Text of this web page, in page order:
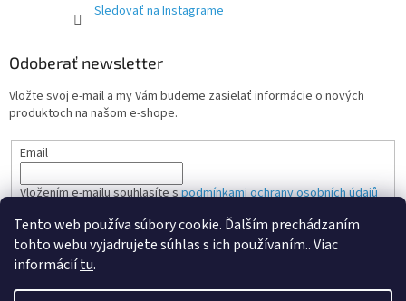
Tento web používa súbory cookie. Ďalším prechádzaním
tohto webu vyjadrujete súhlas s ich používaním.. Viac
informáciítu.
Sledovať na Instagrame
Odoberať newsletter
Vložte svoj e-mail a my Vám budeme zasielať informácie o nových
produktoch na našom e-shope.
Email
Vložením e-mailu souhlasíte spodmínkami ochrany osobních údajů
PRIHLÁSIŤ SA